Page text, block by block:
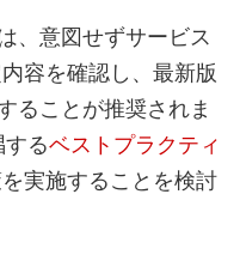
、意図せずサービス
容を確認し、最新版
ることが推奨されま
るベストプラクティ
実施することを検討